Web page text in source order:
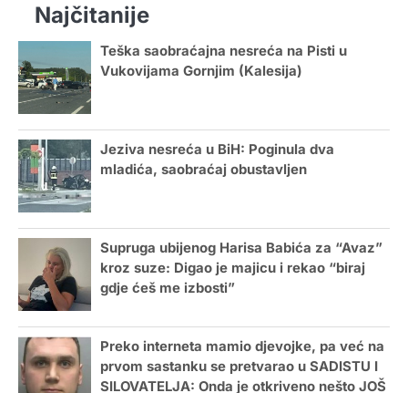
Najčitanije
Teška saobraćajna nesreća na Pisti u
Vukovijama Gornjim (Kalesija)
Jeziva nesreća u BiH: Poginula dva
mladića, saobraćaj obustavljen
Supruga ubijenog Harisa Babića za “Avaz”
kroz suze: Digao je majicu i rekao “biraj
gdje ćeš me izbosti”
Preko interneta mamio djevojke, pa već na
prvom sastanku se pretvarao u SADISTU I
SILOVATELJA: Onda je otkriveno nešto JOŠ